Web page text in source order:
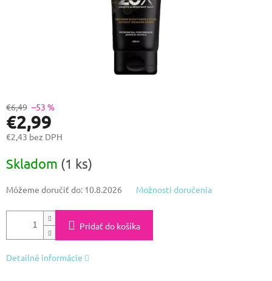
€6,49 –53 %
€2,99
€2,43 bez DPH
cena:
Skladom (1 ks)
Môžeme doručiť do: 10.8.2026 Možnosti doručenia
Pridať do košíka
Detailné informácie